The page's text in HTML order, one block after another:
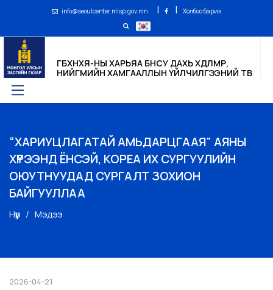
info@seoulcenter.mlsp.gov.mn | | Холбоо барих
ГБХНХЯ-НЫ ХАРЬЯА БНСУ ДАХЬ ХӨДӨЛМӨР,
НИЙГМИЙН ХАМГААЛЛЫН ҮЙЛЧИЛГЭЭНИЙ ТӨВ
“ХАРИУЦЛАГАТАЙ АМЬДАРЦГААЯ” АЯНЫ
ХҮРЭЭНД ЁНСЭЙ, КОРЕА ИХ СУРГУУЛИЙН
ОЮУТНУУДАД СУРГАЛТ ЗОХИОН
БАЙГУУЛЛАА
Нүүр Мэдээ
2026-04-21